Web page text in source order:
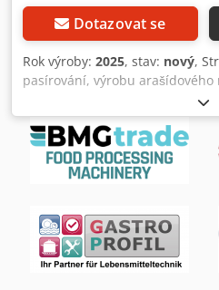
Dotazovat se
Rok výroby: 2025, stav: nový,
pasírování, výrobu arašídového
krémovač, pasírovač) Výsledný
jemnou velikost částic, že z
bez vnímatelných hrubých
medaili na Mezinárodním
Účel stroje: Výroba krémů,
produktů: Olejová semena: -
mandle, vlašské ořechy, kešu -
semínka, konopná semena,
cizrna (hummus) Crsdpfx